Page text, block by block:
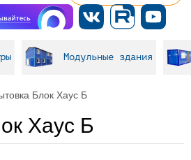
Модульные здания
Блок Хаус Б
Хаус Б